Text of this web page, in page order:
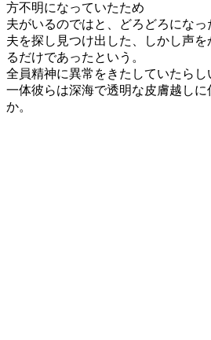
方不明になっていたため
夫がいるのではと、どろどろにな
夫を探し見つけ出した、しかし声
るだけであったという。
全員精神に異常をきたしていたらし
一体彼らは深海で透明な皮膚越しに
か。